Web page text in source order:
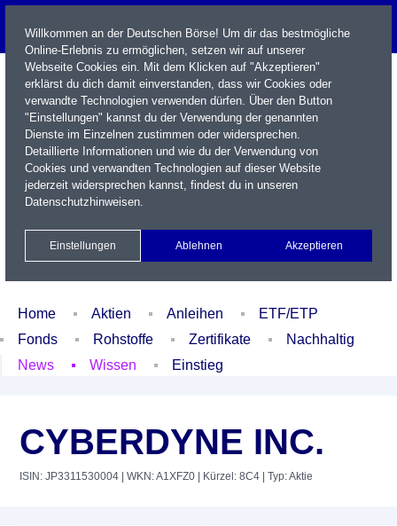
Name / WKN / ISIN / Kürzel
Xetra Realtime
Watchlist Portfolio Login
Home Aktien Anleihen
ETF/ETP
Fonds
Rohstoffe Zertifikate
Nachhaltig
News
Wissen Einstieg
CYBERDYNE INC.
ISIN: JP3311530004 | WKN: A1XFZ0 | Kürzel: 8C4 | Typ: Aktie
Willkommen an der Deutschen Börse! Um dir das bestmögliche
Online-Erlebnis zu ermöglichen, setzen wir auf unserer
Webseite Cookies ein. Mit dem Klicken auf "Akzeptieren"
erklärst du dich damit einverstanden, dass wir Cookies oder
verwandte Technologien verwenden dürfen. Über den Button
"Einstellungen" kannst du der Verwendung der genannten
Dienste im Einzelnen zustimmen oder widersprechen.
Detaillierte Informationen und wie du der Verwendung von
Cookies und verwandten Technologien auf dieser Website
jederzeit widersprechen kannst, findest du in unseren
Datenschutzhinweisen.
Einstellungen Ablehnen Akzeptieren